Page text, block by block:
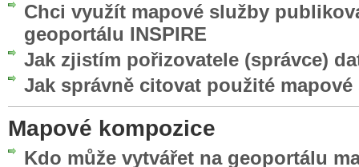
Chci využít mapové služby
geoportálu INSPIRE
Jak zjistím pořizovatele (správce)
Jak správně citovat použité
Mapové kompozice
Kdo může vytvářet na geoportálu